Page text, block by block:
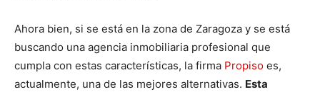
Ahora bien, si se está en la zona de Zaragoza y se está
buscando una agencia inmobiliaria profesional que
cumpla con estas características, la firma Propiso es,
actualmente, una de las mejores alternativas. Esta